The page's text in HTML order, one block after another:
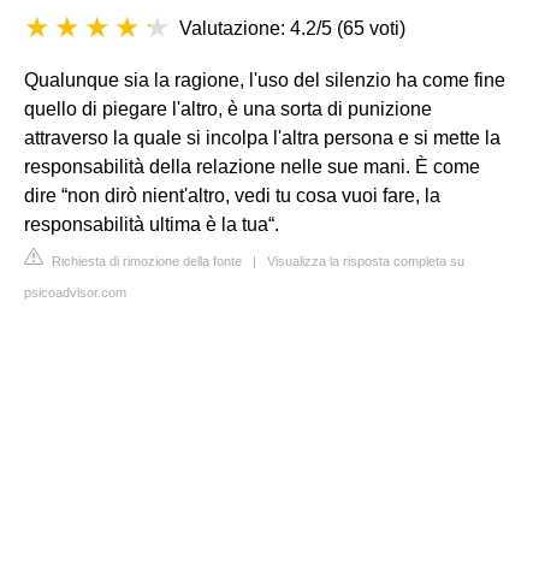
Valutazione: 4.2/5 (65 voti)
Qualunque sia la ragione, l'uso del silenzio ha come fine
quello di piegare l'altro, è una sorta di punizione
attraverso la quale si incolpa l'altra persona e si mette la
responsabilità della relazione nelle sue mani. È come
dire “non dirò nient'altro, vedi tu cosa vuoi fare, la
responsabilità ultima è la tua“.
Richiesta di rimozione della fonte | Visualizza la risposta completa su
psicoadvisor.com